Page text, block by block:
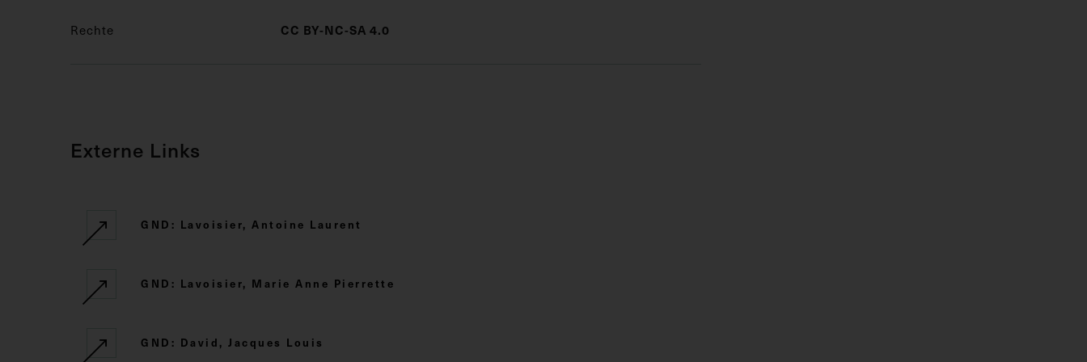
Rechte CC BY-NC-SA 4.0
Externe Links
GND: Lavoisier, Antoine Laurent
GND: Lavoisier, Marie Anne Pierrette
GND: David, Jacques Louis